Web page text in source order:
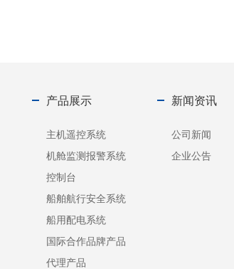
产品展示
主机遥控系统
机舱监测报警系统
控制台
船舶航行安全系统
船用配电系统
国际合作品牌产品
代理产品
新闻资讯
公司新闻
企业公告